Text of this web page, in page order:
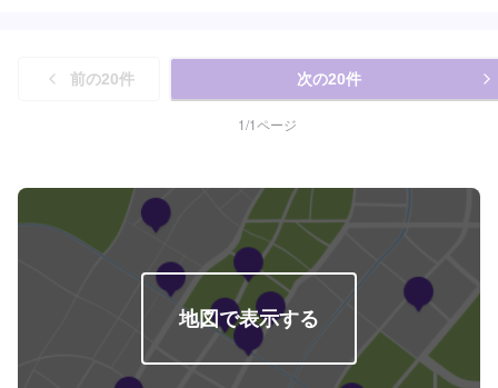
の場合は、公的費用（重量税・自賠責・印紙代）に手数料が加算されます。
【定休日・営業時間】定休日：日曜日、祝日、第三土曜日営業時間：
スからお選びいただけます。但し、いくら値段的にお得にしたくても、走る
曲がる止まるといった車を運転する上で命に直接関係する箇所に関してはこ
ちらの判断で部品交換等やらせてもらいます。分からないこと、お悩みがあ
ればぜひご相談下さい！------------------------------------------------------------【1】オ
のキャリブレーション/エーミング調整⚫アフターフォローサービスも充実修
理や車検整備などのアフターフォローだけではなく普段のカーメンテナンス
もKaZuは充実しています。ちょっとお出かけ前の日常点検から洗車までお気
軽にご相談ください。お客様のお車の安全安心のお手伝いをスタッフ一同誠
心誠意努めてまいります。是非ご利用ください。⚫代車・洗車サービスにつ
いて無料代車をご用意しております。※ガソリン代はお客様にご負担頂いてお
ります。入庫されたお客様全員に通常3,000円ほどの洗車を【無料サービス】
しております。汚れがつきにくく、お客様の愛車のきれいを長く保ちます。
【定休日・営業時間】定休日：水曜日、祝日営業時間：9:00~18:30
前の20件 次の20件
1/1ページ
地図で表示する